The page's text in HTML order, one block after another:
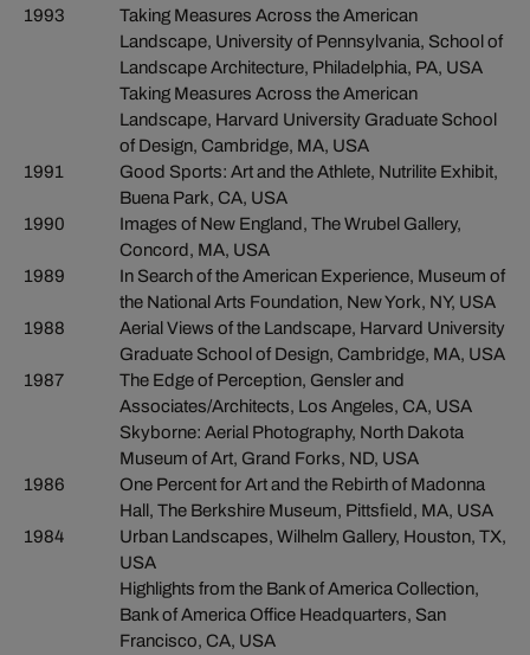
1993
Taking Measures Across the American
Landscape, University of Pennsylvania, School of
Landscape Architecture, Philadelphia, PA, USA
Taking Measures Across the American
Landscape, Harvard University Graduate School
of Design, Cambridge, MA, USA
1991
Good Sports: Art and the Athlete, Nutrilite Exhibit,
Buena Park, CA, USA
1990
Images of New England, The Wrubel Gallery,
Concord, MA, USA
1989
In Search of the American Experience, Museum of
the National Arts Foundation, New York, NY, USA
1988
Aerial Views of the Landscape, Harvard University
Graduate School of Design, Cambridge, MA, USA
1987
The Edge of Perception, Gensler and
Associates/Architects, Los Angeles, CA, USA
Skyborne: Aerial Photography, North Dakota
Museum of Art, Grand Forks, ND, USA
1986
One Percent for Art and the Rebirth of Madonna
Hall, The Berkshire Museum, Pittsfield, MA, USA
1984
Urban Landscapes, Wilhelm Gallery, Houston, TX,
USA
Highlights from the Bank of America Collection,
Bank of America Office Headquarters, San
Francisco, CA, USA